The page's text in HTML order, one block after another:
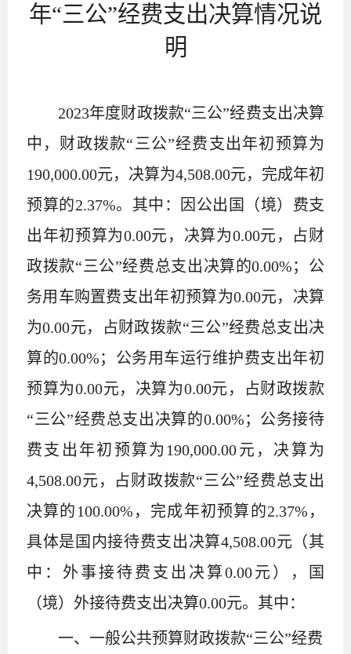
年“三公”经费支出决算情况说
明
2023年度财政拨款“三公”经费支出决算
中，财政拨款“三公”经费支出年初预算为
190,000.00元，决算为4,508.00元，完成年初
预算的2.37%。其中：因公出国（境）费支
出年初预算为0.00元，决算为0.00元，占财
政拨款“三公”经费总支出决算的0.00%；公
务用车购置费支出年初预算为0.00元，决算
为0.00元，占财政拨款“三公”经费总支出决
算的0.00%；公务用车运行维护费支出年初
预算为0.00元，决算为0.00元，占财政拨款
“三公”经费总支出决算的0.00%；公务接待
费支出年初预算为190,000.00元，决算为
4,508.00元，占财政拨款“三公”经费总支出
决算的100.00%，完成年初预算的2.37%，
具体是国内接待费支出决算4,508.00元（其
中：外事接待费支出决算0.00元），国
（境）外接待费支出决算0.00元。其中：
一、 一般公共预算财政拨款“三公”经费